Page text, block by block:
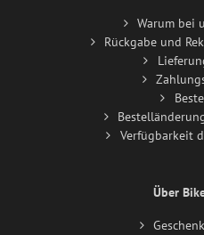
Warum bei
Rückgabe und
Verfügbarkeit
Über